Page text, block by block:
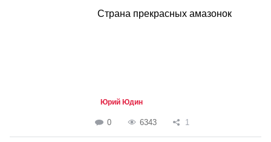
Страна прекрасных амазонок
Юрий Юдин
0 6343 1